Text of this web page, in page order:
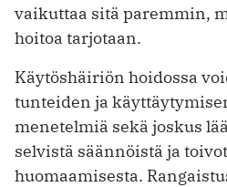
vaikuttaa sitä paremmin,
hoitoa tarjotaan.
Käytöshäiriön hoidossa
tunteiden ja
menetelmiä sekä joskus
selvistä säännöistä ja
huomaamisesta.